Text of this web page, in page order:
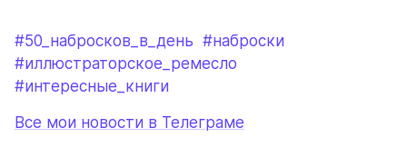
#50_набросков_в_день #наброски
#иллюстраторское_ремесло
#интересные_книги
Все мои новости в Телеграме